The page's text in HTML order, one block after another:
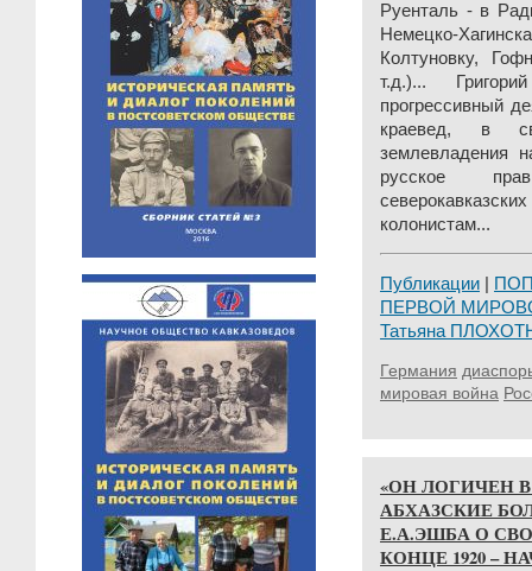
Руенталь - в
Немецко-
Колтуновку,
т.д.)...
прогрессивный
краевед, в
землевладения
русское
колонистам...
Публикации
ПЕРВОЙ
Татьяна
Германия
мировая война
«ОН ЛОГИЧЕН
АБХАЗСКИЕ
Е.А.ЭШБА О
КОНЦЕ 1920 –